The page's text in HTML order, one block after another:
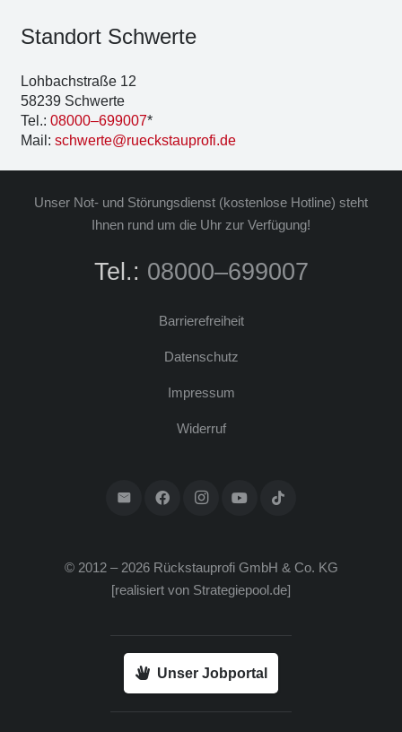
Stand­ort Schwer­te
Loh­bach­stra­ße 12
58239 Schwer­te
Tel.: 08000–699007*
Mail: schwerte@rueckstauprofi.de
Unser Not- und Stö­rungs­dienst (kos­ten­lo­se Hot­line) steht
Ihnen rund um die Uhr zur Ver­fü­gung!
Tel.: 08000–699007
Bar­rie­re­frei­heit
Daten­schutz
Impres­sum
Wider­ruf
© 2012 – 2026 Rück­stau­pro­fi GmbH & Co. KG
[rea­li­siert von Strategiepool.de]
Unser Jobportal